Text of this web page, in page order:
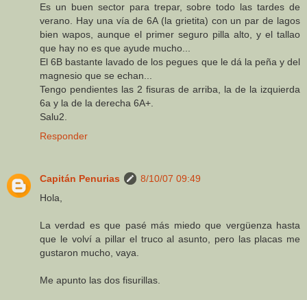
Es un buen sector para trepar, sobre todo las tardes de
verano. Hay una vía de 6A (la grietita) con un par de lagos
bien wapos, aunque el primer seguro pilla alto, y el tallao
que hay no es que ayude mucho...
El 6B bastante lavado de los pegues que le dá la peña y del
magnesio que se echan...
Tengo pendientes las 2 fisuras de arriba, la de la izquierda
6a y la de la derecha 6A+.
Salu2.
Responder
Capitán Penurias
8/10/07 09:49
Hola,
La verdad es que pasé más miedo que vergüenza hasta
que le volví a pillar el truco al asunto, pero las placas me
gustaron mucho, vaya.
Me apunto las dos fisurillas.